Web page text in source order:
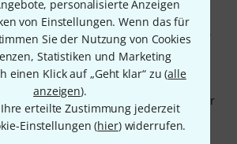
personalisierte Anzeigen
von Einstellungen. Wenn das für
Sie der Nutzung von Cookies
Statistiken und Marketing
einen Klick auf „Geht klar“ zu (alle
anzeigen).
erteilte Zustimmung jederzeit
Einstellungen (hier) widerrufen.
allerdings ist bei aktiven, nicht
Preamps Vorsicht geboten.
mit dem U2
Die ausgezeichnete Konnektivität
lässt offen, ob gleich
U2s verwendet werden. Durch die vier
der Bass und die zweite Gitarre ein
Wenn man alleine